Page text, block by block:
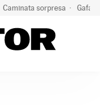
Caminata sorpresa Gafas